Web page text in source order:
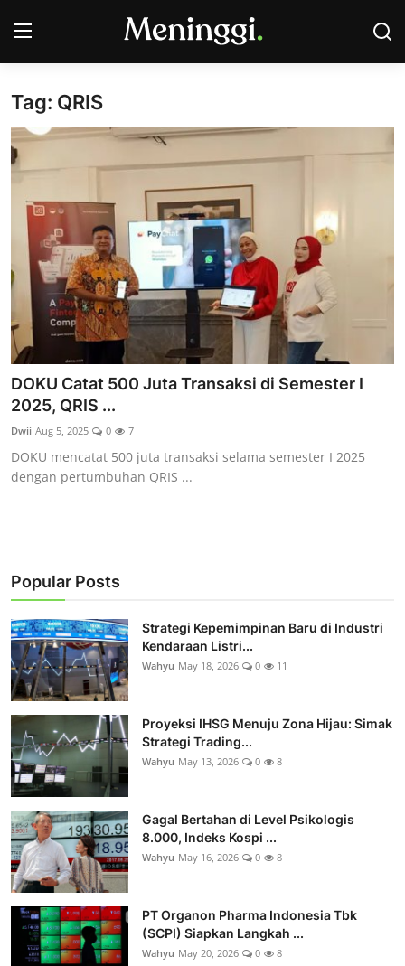
Contact
Pasar Saham
Bisnis
Industri
Korporasi
Kripto
Obligasi & Reksadana
Rekomendasi
Tag: QRIS
DOKU Catat 500 Juta Transaksi di Semester I
2025, QRIS ...
Dwii Aug 5, 2025 0 7
DOKU mencatat 500 juta transaksi selama semester I 2025
dengan pertumbuhan QRIS ...
Popular Posts
Strategi Kepemimpinan Baru di Industri
Kendaraan Listri...
Wahyu May 18, 2026 0 11
Proyeksi IHSG Menuju Zona Hijau: Simak
Strategi Trading...
Wahyu May 13, 2026 0 8
Gagal Bertahan di Level Psikologis
8.000, Indeks Kospi ...
Wahyu May 16, 2026 0 8
PT Organon Pharma Indonesia Tbk
(SCPI) Siapkan Langkah ...
Wahyu May 20, 2026 0 8